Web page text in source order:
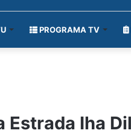
PROGRAMA TV
Estrada Iha